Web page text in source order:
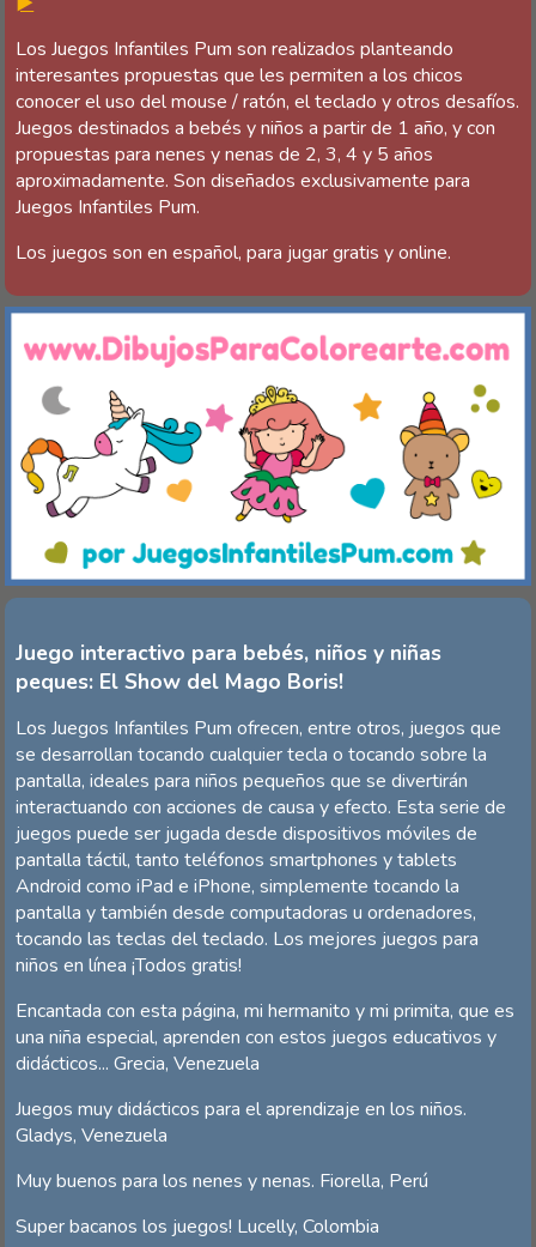
Los Juegos Infantiles Pum son realizados planteando
interesantes propuestas que les permiten a los chicos
conocer el uso del mouse / ratón, el teclado y otros desafíos.
Juegos destinados a bebés y niños a partir de 1 año, y con
propuestas para nenes y nenas de 2, 3, 4 y 5 años
aproximadamente. Son diseñados exclusivamente para
Juegos Infantiles Pum.
Los juegos son en español, para jugar gratis y online.
Juego interactivo para bebés, niños y niñas
peques: El Show del Mago Boris!
Los Juegos Infantiles Pum ofrecen, entre otros, juegos que
se desarrollan tocando cualquier tecla o tocando sobre la
pantalla, ideales para niños pequeños que se divertirán
interactuando con acciones de causa y efecto. Esta serie de
juegos puede ser jugada desde dispositivos móviles de
pantalla táctil, tanto teléfonos smartphones y tablets
Android como iPad e iPhone, simplemente tocando la
pantalla y también desde computadoras u ordenadores,
tocando las teclas del teclado. Los mejores juegos para
niños en línea ¡Todos gratis!
Encantada con esta página, mi hermanito y mi primita, que es
una niña especial, aprenden con estos juegos educativos y
didácticos... Grecia, Venezuela
Juegos muy didácticos para el aprendizaje en los niños.
Gladys, Venezuela
Muy buenos para los nenes y nenas. Fiorella, Perú
Super bacanos los juegos! Lucelly, Colombia